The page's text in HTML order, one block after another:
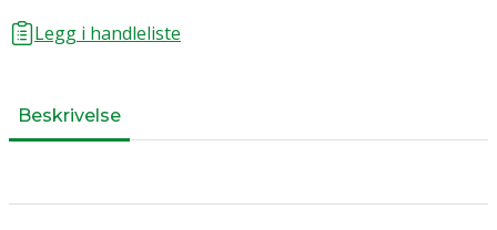
Legg i handleliste
Beskrivelse